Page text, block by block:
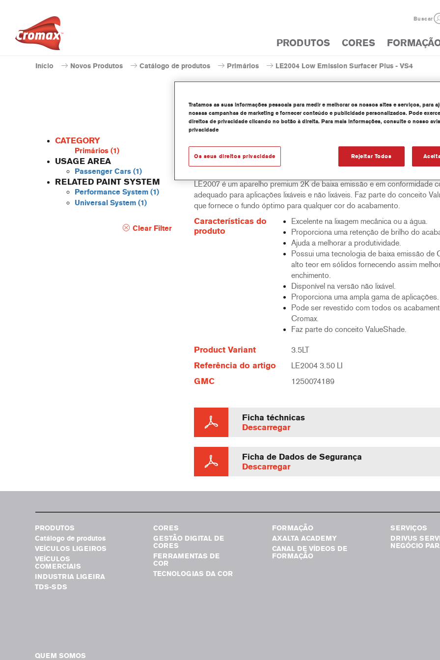
Buscar
PRODUTOS CORES
Início Novos Produtos Catálogo de produtos Primários LE2004 Low Emission Surfacer Plus - VS4
CATEGORY
Primários (1)
USAGE AREA
Passenger Cars (1)
RELATED PAINT SYSTEM
Performance System (1)
Universal System (1)
Clear Filter
LE2004 Low Emission
LE2007 é um aparelho premium 2K de baixa emissão e em conformidade
adequado para aplicações lixáveis e não lixáveis. Faz parte do conceito
que fornece o fundo óptimo para qualquer cor do acabamento.
Características do
produto
Excelente na lixagem mecânica ou a água.
Proporciona uma retenção de brilho do
Ajuda a melhorar a produtividade.
Possui uma tecnologia de baixa emissão de
alto teor em sólidos fornecendo assim
enchimento.
Disponível na versão não lixável.
Proporciona uma ampla gama de aplicações.
Pode ser revestido com todos os
Cromax.
Faz parte do conceito ValueShade.
Product Variant 3.5LT
Referência do artigo LE2004 3.50 LI
GMC 1250074189
Ficha téchnicas
Descarregar
Ficha de Dados de Segurança
Descarregar
PRODUTOS
Catálogo de produtos
VEÍCULOS LIGEIROS
VEÍCULOS
COMERCIAIS
INDUSTRIA LIGEIRA
TDS-SDS
CORES
GESTÃO DIGITAL DE
CORES
FERRAMENTAS DE
COR
TECNOLOGIAS DA COR
FORMAÇÃO
AXALTA ACADEMY
CANAL DE VÍDEOS DE
FORMAÇÃO
SERVIÇOS
DRIVUS
NEGÓCIO
QUEM SOMOS
Tratamos as suas informações pessoais para medir e melhorar os nossos sites e serviços, para
nossas campanhas de marketing e fornecer conteúdo e publicidade personalizados. Pode
direitos de privacidade clicando no botão à direita. Para mais informações, consulte o nosso
privacidade
Rejeitar Todos
Os seus direitos privacidade